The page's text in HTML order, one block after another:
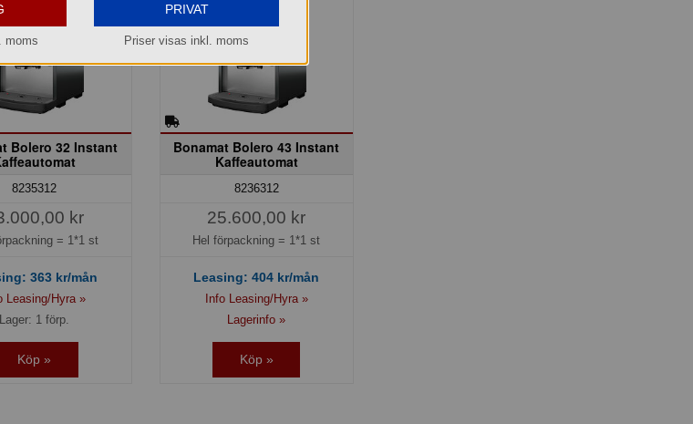
Bolero 32 Instant
8235312
kr
= 1*1 st
363kr/mån
Leasing/Hyra »
Lager: 1 förp.
Köp »
Bonamat Bolero 43 Instant
Kaffeautomat
8236312
25.600,00 kr
Hel förpackning = 1*1 st
Leasing:404 kr/mån
Info Leasing/Hyra »
Lagerinfo »
Köp »
moms
PRIVAT
Priser visas inkl. moms